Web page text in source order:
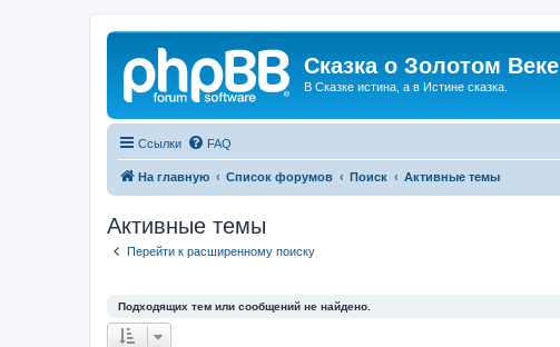
Сказка о Золотом Веке
В Сказке истина, а в Истине сказка.
Ссылки FAQ
На главную Список форумов Поиск Активные темы
Активные темы
Перейти к расширенному поиску
Подходящих тем или сообщений не найдено.